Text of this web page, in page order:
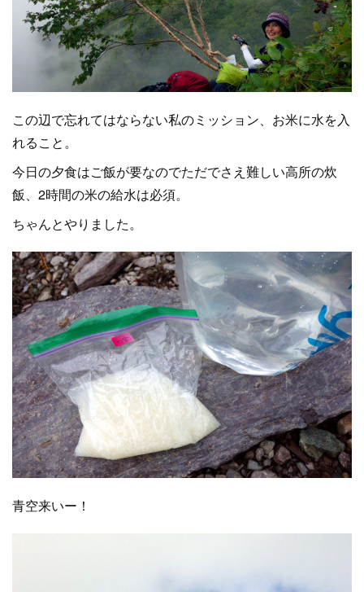
この辺で忘れてはならない私のミッション、お米に水を入
れること。
今日の夕食はご飯が要なのでただでさえ難しい高所の炊
飯、2時間の米の給水は必須。
ちゃんとやりました。
青空来いー！